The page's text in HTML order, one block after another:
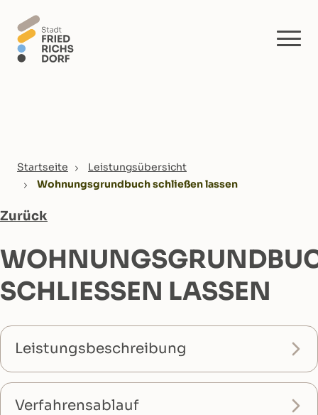
You are here:
Startseite
Leistungsübersicht
Wohnungsgrundbuch schließen lassen
Zurück
SCHLIESSEN LASSEN
Leistungsbeschreibung
Verfahrensablauf